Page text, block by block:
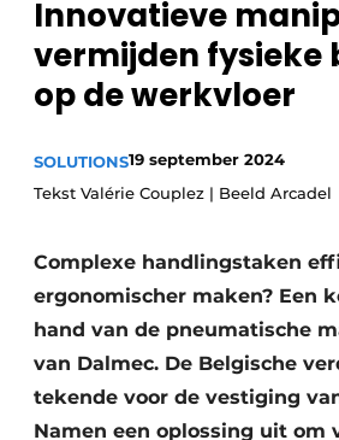
Privacy / Cookie statement
Vacature aanmelden
Vacatures
Video’s
Innovatieve
vermijden fysieke
op de werkvloer
SOLUTIONS19 september 2024
Tekst Valérie Couplez | Beeld Arcadel
Complexe handlingstaken
ergonomischer maken? Een
hand van de pneumatische
van Dalmec. De Belgische
tekende voor de vestiging
Namen een oplossing uit om